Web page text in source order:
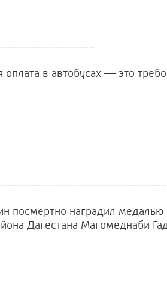
в автобусах — это
посмертно наградил медалью
Дагестана Магомеднаби